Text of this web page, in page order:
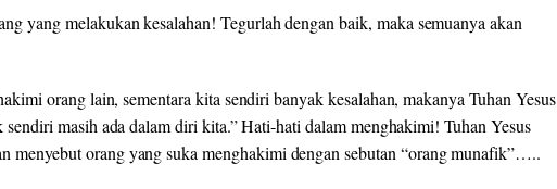
yang melakukan kesalahan! Tegurlah dengan baik, maka semuanya akan
orang lain, sementara kita sendiri banyak kesalahan, makanya Tuhan Yesus
masih ada dalam diri kita.” Hati-hati dalam menghakimi! Tuhan Yesus
menyebut orang yang suka menghakimi dengan sebutan “orang munafik”…..